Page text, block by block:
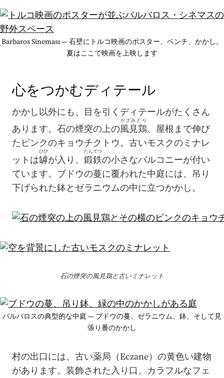
Barbaros Sineması — 石壁にトルコ映画のポスター、ベンチ、かかし。
夏はここで映画を上映します
心をつかむディテール
かかし以外にも、目を引くディテールがたくさん
あります。石の煙突の上の風見鶏
かざみどり
、屋根まで伸び
たピンクのキョウチクトウ。古いモスクのミナレ
ットは罅
ひび
が入り、 鍛鉄
たんてつ
の小さなバルコニーが付い
ています。ブドウの蔓に覆われた中庭には、吊り
下げられた鉢とゼラニウムの中に立つかかし。
石の煙突の風見鶏と古いミナレット
バルバロスの典型的な中庭 — ブドウの蔓、ゼラニウム、鉢、そして見
張り番のかかし
村の出口には、古い薬局（Eczane）の黄色い建物
があります。装飾された入り口、カラフルなフェ